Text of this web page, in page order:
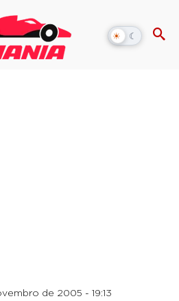
☀ ☾
Alternar
modo
de 2005 - 19:13